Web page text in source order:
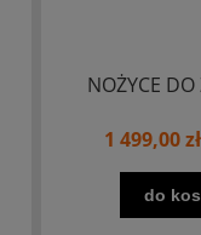
NOŻYCE
1 499,00 zł
do